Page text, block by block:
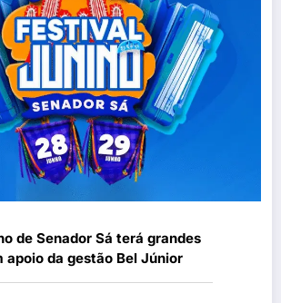
de Senador Sá terá grandes
apoio da gestão Bel Júnior